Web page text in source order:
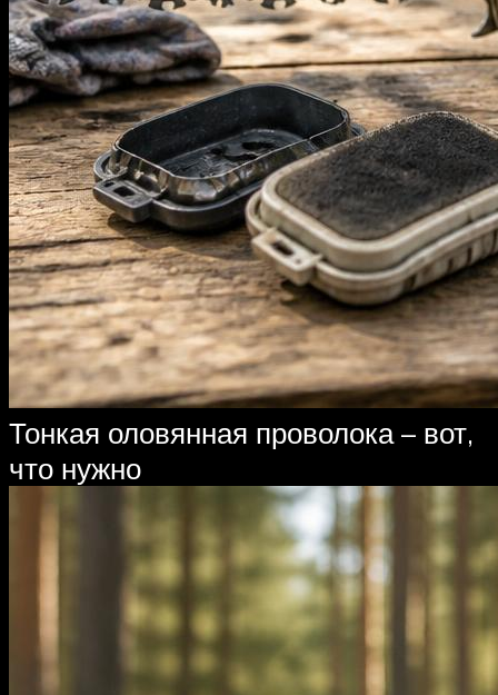
Тонкая оловянная проволока – вот,
что нужно